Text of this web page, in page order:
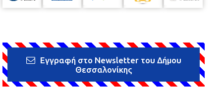
Εγγραφή στο Newsletter του Δήμου
Θεσσαλονίκης